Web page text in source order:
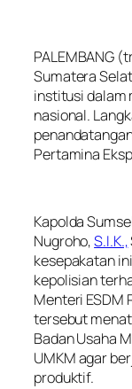
PALEMBANG
Sumatera
institusi dalam
nasional.
Pertamina
Kapolda
Nugroho,S.I.K.,
kesepakatan
kepolisian
Menteri ESDM
tersebut
Badan Usaha
UMKM agar
produktif.